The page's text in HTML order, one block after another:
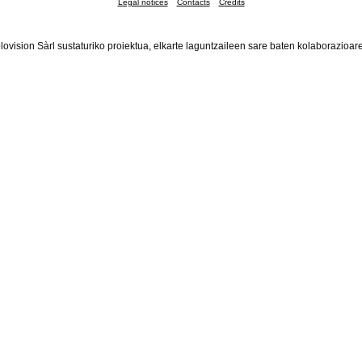
Legal notices Contacts Credits
Sàrl sustaturiko proiektua, elkarte laguntzaileen sare baten